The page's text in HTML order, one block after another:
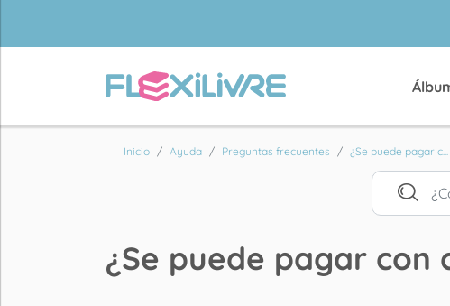
Inicio Ayuda Preguntas frecuentes ¿Se puede pagar c...
¿Se puede pagar con